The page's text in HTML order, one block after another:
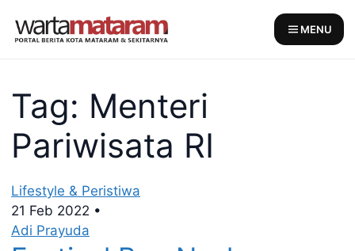
MENU
Tag: Menteri
Pariwisata RI
Lifestyle & Peristiwa
21 Feb 2022 •
Adi Prayuda